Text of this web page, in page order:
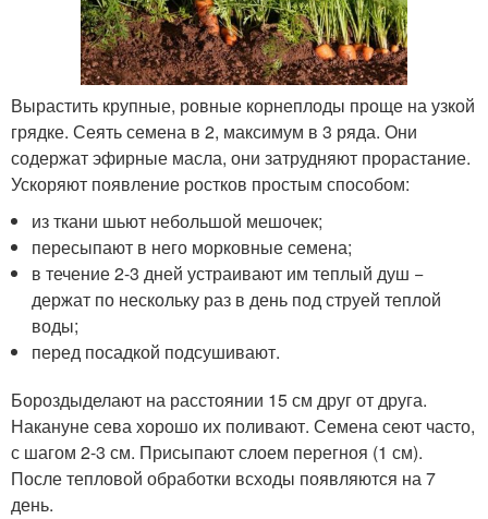
Вырастить крупные, ровные корнеплоды проще на узкой
грядке. Сеять семена в 2, максимум в 3 ряда. Они
содержат эфирные масла, они затрудняют прорастание.
Ускоряют появление ростков простым способом:
из ткани шьют небольшой мешочек;
пересыпают в него морковные семена;
в течение 2-3 дней устраивают им теплый душ −
держат по нескольку раз в день под струей теплой
воды;
перед посадкой подсушивают.
Бороздыделают на расстоянии 15 см друг от друга.
Накануне сева хорошо их поливают. Семена сеют часто,
с шагом 2-3 см. Присыпают слоем перегноя (1 см).
После тепловой обработки всходы появляются на 7
день.